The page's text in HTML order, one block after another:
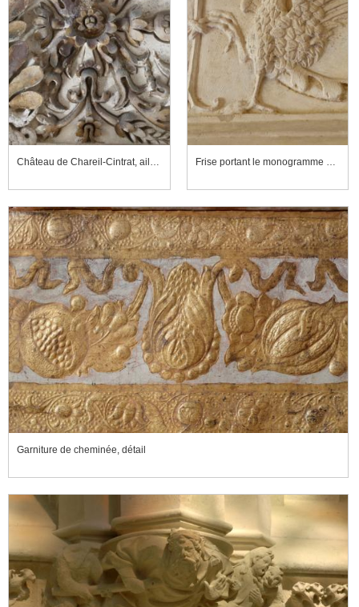
Château de Chareil-Cintrat, aile sud, premier étage, grande salle, cheminée, détail Frise portant le monogramme de Jeanne de Balzac
Garniture de cheminée, détail